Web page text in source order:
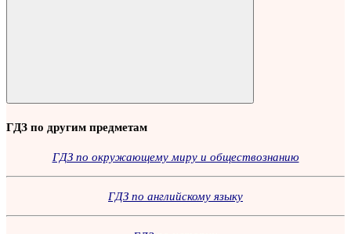
Поиск
ГДЗ по другим предметам
ГДЗ по окружающему миру и обществознанию
ГДЗ по английскому языку